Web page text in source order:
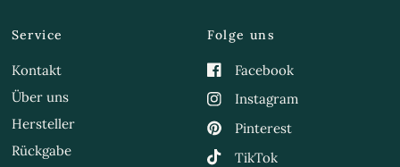
Service
Kontakt
Über uns
Hersteller
Rückgabe
Folge uns
Facebook
Instagram
Pinterest
TikTok